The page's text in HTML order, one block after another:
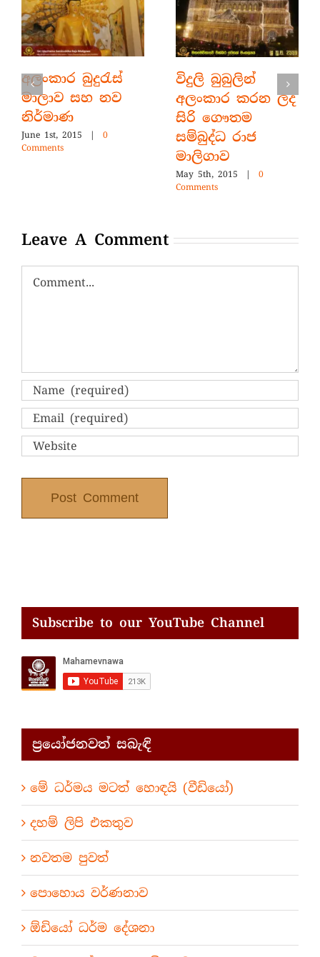
අලංකාර බුදුරැස්
මාලාව සහ නව
නිර්මාණ
June 1st, 2015 |
0
Comments
විදුලි බුබුලින්
අලංකාර කරන ලද
සිරි ගෞතම
සම්බුද්ධ රාජ
මාලිගාව
May 5th, 2015 |
0
Comments
Leave A Comment
Comment
Subscribe to our YouTube Channel
ප්‍රයෝජනවත් සබැඳි
මේ ධර්මය මටත් හොඳයි (වීඩියෝ)
දහම් ලිපි එකතුව
නවතම පුවත්
පොහොය වර්ණනාව
ඕඩියෝ ධර්ම දේශනා